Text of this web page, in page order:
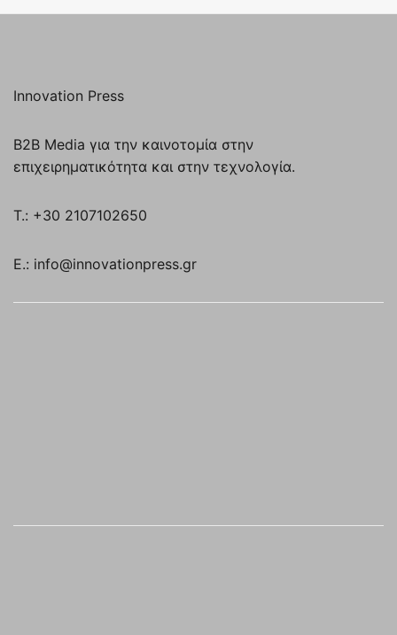
Innovation Press
B2B Media για την καινοτομία στην
επιχειρηματικότητα και στην τεχνολογία.
T.: +30 2107102650
E.: info@innovationpress.gr